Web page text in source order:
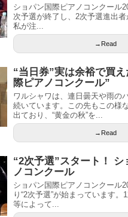
ショパン国際ピアノコンクール
次予選が終了し、2次予選進出者
私が注...
→Read
“当日券”実は余裕で買
際ピアノコンクール”
ワルシャワは、連日曇天や雨の
続いています。この先もこの様
出ており、“黄金の秋”を...
→Read
“2次予選”スタート！ シ
ノコンクール
ショパン国際ピアノコンクール
り“2次予選”が始まっています
等によって...